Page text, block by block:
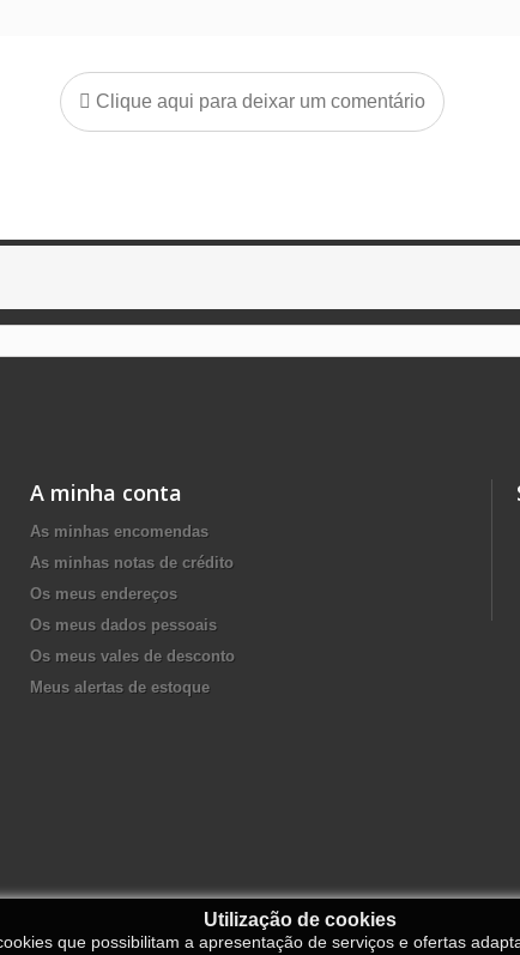
Clique aqui para deixar um comentário
A minha conta
As minhas encomendas
As minhas notas de crédito
Os meus endereços
Os meus dados pessoais
Os meus vales de desconto
Meus alertas de estoque
Utilização de cookies
que possibilitam a apresentação de serviços e ofertas